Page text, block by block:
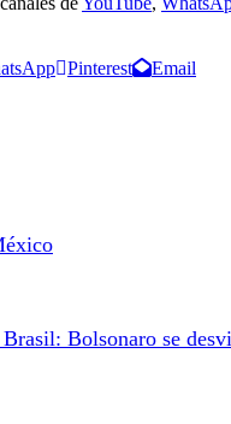
Pinterest Email
Bolsonaro se